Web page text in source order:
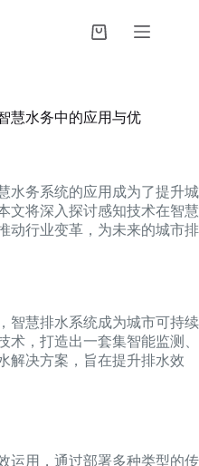
购
慧水务中的应用与优
水务系统的应用成为了提升城
文将深入探讨感知技术在智慧
动行业变革，为未来的城市排
智慧排水系统成为城市可持续
术，打造出一套集智能监测、
解决方案，旨在提升排水效
运用，通过部署多种类型的传